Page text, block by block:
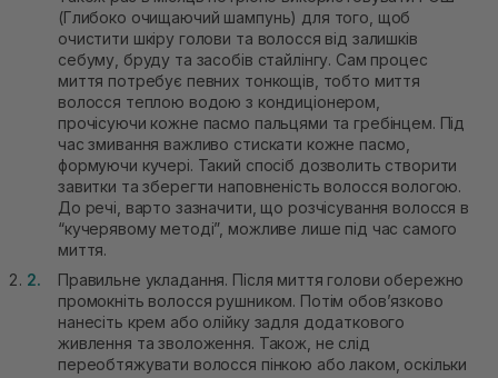
(Глибоко очищаючий шампунь) для того, щоб
очистити шкіру голови та волосся від залишків
себуму, бруду та засобів стайлінгу. Сам процес
миття потребує певних тонкощів, тобто миття
волосся теплою водою з кондиціонером,
прочісуючи кожне пасмо пальцями та гребінцем. Під
час змивання важливо стискати кожне пасмо,
формуючи кучері. Такий спосіб дозволить створити
завитки та зберегти наповненість волосся вологою.
До речі, варто зазначити, що розчісування волосся в
“кучерявому методі”, можливе лише під час самого
миття.
Правильне укладання. Після миття голови обережно
промокніть волосся рушником. Потім обов’язково
нанесіть крем або олійку задля додаткового
живлення та зволоження. Також, не слід
переобтяжувати волосся пінкою або лаком, оскільки